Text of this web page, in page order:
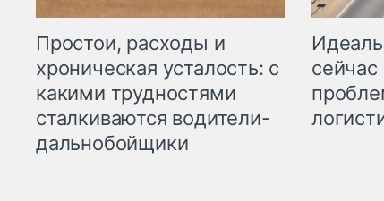
Простои, расходы и
хроническая усталость: с
какими трудностями
сталкиваются водители-
дальнобойщики
сейчас